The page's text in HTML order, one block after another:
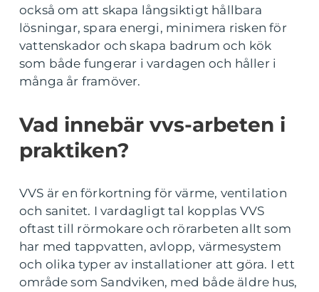
också om att skapa långsiktigt hållbara
lösningar, spara energi, minimera risken för
vattenskador och skapa badrum och kök
som både fungerar i vardagen och håller i
många år framöver.
Vad innebär vvs-arbeten i
praktiken?
VVS är en förkortning för värme, ventilation
och sanitet. I vardagligt tal kopplas VVS
oftast till rörmokare och rörarbeten allt som
har med tappvatten, avlopp, värmesystem
och olika typer av installationer att göra. I ett
område som Sandviken, med både äldre hus,